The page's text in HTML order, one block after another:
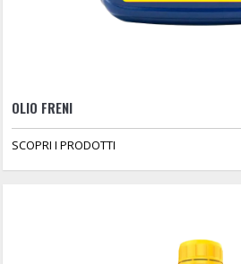
OLIO FRENI
SCOPRI I PRODOTTI